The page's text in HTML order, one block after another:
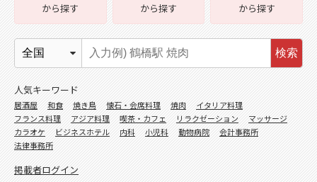
から探す
から探す
から探す
検索
人気キーワード
居酒屋 和食 焼き鳥 懐石・会席料理 焼肉
イタリア料理
フランス料理
アジア料理 喫茶・カフェ リラクゼーション
マッサージ
カラオケ
ビジネスホテル 内科 小児科 動物病院
会計事務所
法律事務所
掲載者ログイン